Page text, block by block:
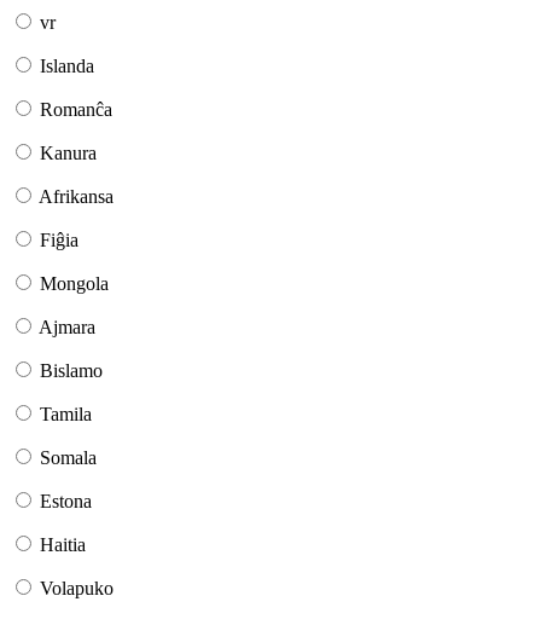
vr
Islanda
Romanĉa
Kanura
Afrikansa
Fiĝia
Mongola
Ajmara
Bislamo
Tamila
Somala
Estona
Haitia
Volapuko